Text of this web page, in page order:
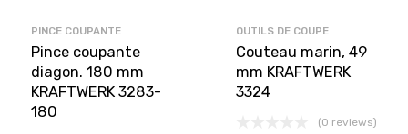
PINCE COUPANTE
Pince coupante
diagon. 180 mm
KRAFTWERK 3283-
180
OUTILS DE COUPE
Couteau marin, 49
mm KRAFTWERK
3324
(0 reviews)